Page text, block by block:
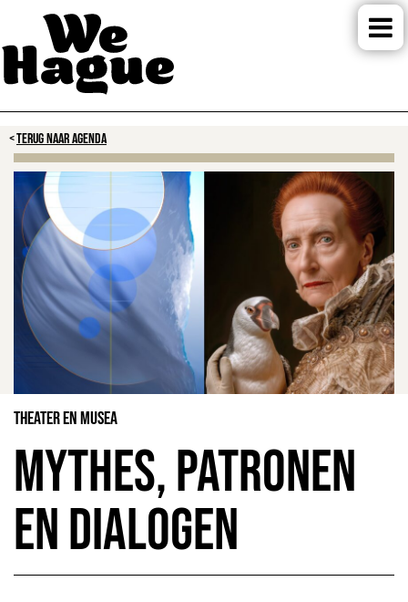
TERUG NAAR AGENDA
Theater en Musea
Mythes, patronen
en dialogen